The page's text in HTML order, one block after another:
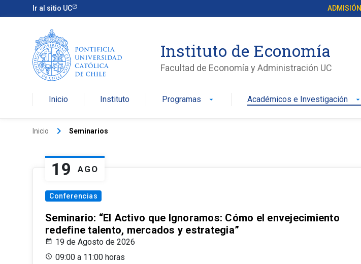
Ir al sitio UC ADMISIÓN
Instituto de Economía
Facultad de Economía y Administración UC
Inicio Instituto Programas arrow_drop_down Académicos e Investigación arrow_drop_down
Inicio keyboard_arrow_right Seminarios
19 AGO
Conferencias
Seminario: “El Activo que Ignoramos: Cómo el envejecimiento
redefine talento, mercados y estrategia”
19 de Agosto de 2026
09:00 a 11:00 horas